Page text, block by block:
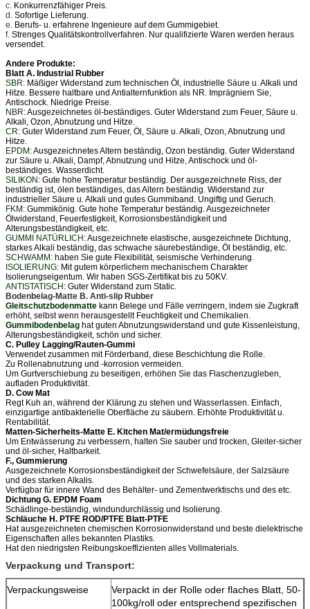
c. Konkurrenzfähiger Preis.
d. Sofortige Lieferung.
e. Berufs- u. erfahrene Ingenieure auf dem Gummigebiet.
f. Strenges Qualitätskontrollverfahren. Nur qualifizierte Waren werden heraus
versendet.
Andere Produkte:
Blatt A. Industrial Rubber
SBR: Mäßiger Widerstand zum technischen Öl, industrielle Säure u. Alkali und
Hitze. Bessere haltbare und Antialternfunktion als NR. Imprägniern Sie,
Antischock. Niedrige Preise.
NBR: Ausgezeichnetes öl-beständiges. Guter Widerstand zum Feuer, Säure u.
Alkali, Ozon, Abnutzung und Hitze.
CR: Guter Widerstand zum Feuer, Öl, Säure u. Alkali, Ozon, Abnutzung und
Hitze.
EPDM: Ausgezeichnetes Altern beständig, Ozon beständig. Guter Widerstand
zur Säure u. Alkali, Dampf, Abnutzung und Hitze, Antischock und öl-
beständiges. Wasserdicht.
SILIKON: Gute hohe Temperatur beständig. Der ausgezeichnete Riss, der
beständig ist, ölen beständiges, das Altern beständig. Widerstand zur
industrieller Säure u. Alkali und gutes Gummiband. Ungiftig und Geruch.
FKM: Gummikönig. Gute hohe Temperatur beständig. Ausgezeichneter
Ölwiderstand, Feuerfestigkeit, Korrosionsbeständigkeit und
Alterungsbeständigkeit, etc.
GUMMI NATÜRLICH: Ausgezeichnete elastische, ausgezeichnete Dichtung,
starkes Alkali beständig, das schwache säurebeständige, Öl beständig, etc.
SCHWAMM: haben Sie gute Flexibilität, seismische Verhinderung.
ISOLIERUNG: Mit gutem körperlichem mechanischem Charakter
Isolierungseigentum. Wir haben SGS-Zertifikat bis zu 50KV.
ANTISTATISCH: Guter Widerstand zum Static.
Bodenbelag-Matte B. Anti-slip Rubber
Gleitschutzbodenmatte kann Belege und Fälle verringern, indem sie Zugkraft
erhöht, selbst wenn herausgestellt Feuchtigkeit und Chemikalien.
Gummibodenbelag hat guten Abnutzungswiderstand und gute Kissenleistung,
Alterungsbeständigkeit, schön und sicher.
C. Pulley Lagging/Rauten-Gummi
Verwendet zusammen mit Förderband, diese Beschichtung die Rolle.
Zu Rollenabnutzung und -korrosion vermeiden.
Um Gurtverschiebung zu beseitigen, erhöhen Sie das Flaschenzugleben,
aufladen Produktivität.
D. Cow Mat
Regt Kuh an, während der Klärung zu stehen und Wasserlassen. Einfach,
einzigartige antibakterielle Oberfläche zu säubern. Erhöhte Produktivität u.
Rentabilität.
Matten-Sicherheits-Matte E. Kitchen Mat/ermüdungsfreie
Um Entwässerung zu verbessern, halten Sie sauber und trocken, Gleiter-sicher
und öl-sicher, Haltbarkeit.
F., Gummierung
Ausgezeichnete Korrosionsbeständigkeit der Schwefelsäure, der Salzsäure
und des starken Alkalis.
Verfügbar für innere Wand des Behälter- und Zementwerktischs und des etc.
Dichtung G. EPDM Foam
Schädlinge-beständig, windundurchlässig und Isolierung.
Schläuche H. PTFE ROD/PTFE Blatt-PTFE
Hat ausgezeichneten chemischen Korrosionwiderstand und beste dielektrische
Eigenschaften alles bekannten Plastiks.
Hat den niedrigsten Reibungskoeffizienten alles Vollmaterials.
Verpackung und Transport:
Verpackungsweise
Verpackt in der Rolle oder flaches Blatt, 50-
100kg/roll oder entsprechend spezifischen